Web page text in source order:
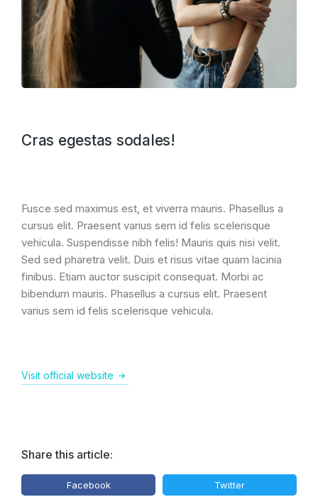
Cras egestas sodales!
Fusce sed maximus est, et viverra mauris. Phasellus a
cursus elit. Praesent varius sem id felis scelerisque
vehicula. Suspendisse nibh felis! Mauris quis nisi velit.
Sed sed pharetra velit. Duis et risus vitae quam lacinia
finibus. Etiam auctor suscipit consequat. Morbi ac
bibendum mauris. Phasellus a cursus elit. Praesent
varius sem id felis scelerisque vehicula.
Visit official website
Share this article:
Facebook Twitter